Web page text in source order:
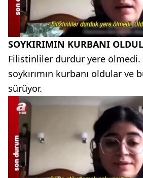
SOYKIRIMIN KURBANI
Filistinliler durdur yere
soykırımın kurbanı oldular ve
sürüyor.